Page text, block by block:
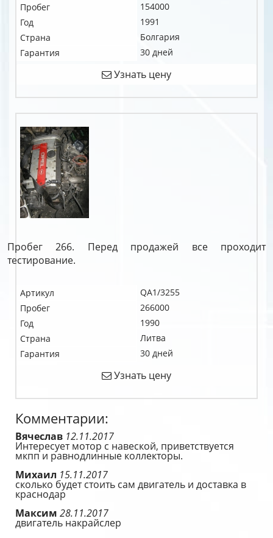
Пробег
154000
Год
1991
Страна
Болгария
Гарантия
30 дней
Узнать цену
Пробег 266. Перед продажей все проходит
тестирование.
Артикул
QA1/3255
Пробег
266000
Год
1990
Страна
Литва
Гарантия
30 дней
Узнать цену
Комментарии:
Вячеслав 12.11.2017
Интересует мотор с навеской, приветствуется
мкпп и равнодлинные коллекторы.
Михаил 15.11.2017
сколько будет стоить сам двигатель и доставка в
краснодар
Максим 28.11.2017
двигатель накрайслер